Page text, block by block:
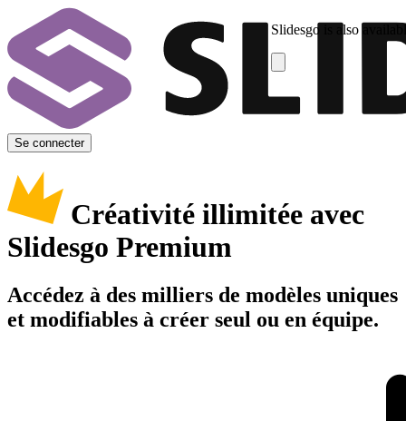
Slidesgo is also
Se connecter
Créativité illimitée avec
Slidesgo Premium
Accédez à des milliers de modèles uniques
et modifiables à créer seul ou en équipe.